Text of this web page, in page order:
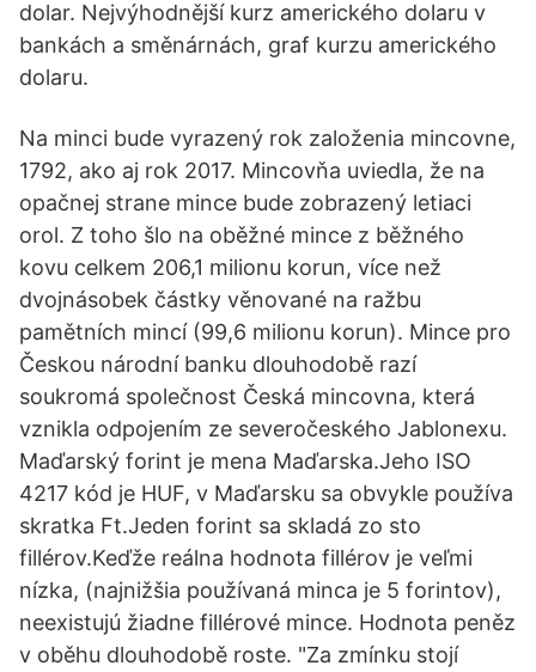
dolar. Nejvýhodnější kurz amerického dolaru v
bankách a směnárnách, graf kurzu amerického
dolaru.
Na minci bude vyrazený rok založenia mincovne,
1792, ako aj rok 2017. Mincovňa uviedla, že na
opačnej strane mince bude zobrazený letiaci
orol. Z toho šlo na oběžné mince z běžného
kovu celkem 206,1 milionu korun, více než
dvojnásobek částky věnované na ražbu
pamětních mincí (99,6 milionu korun). Mince pro
Českou národní banku dlouhodobě razí
soukromá společnost Česká mincovna, která
vznikla odpojením ze severočeského Jablonexu.
Maďarský forint je mena Maďarska.Jeho ISO
4217 kód je HUF, v Maďarsku sa obvykle používa
skratka Ft.Jeden forint sa skladá zo sto
fillérov.Keďže reálna hodnota fillérov je veľmi
nízka, (najnižšia používaná minca je 5 forintov),
neexistujú žiadne fillérové mince. Hodnota peněz
v oběhu dlouhodobě roste. "Za zmínku stojí